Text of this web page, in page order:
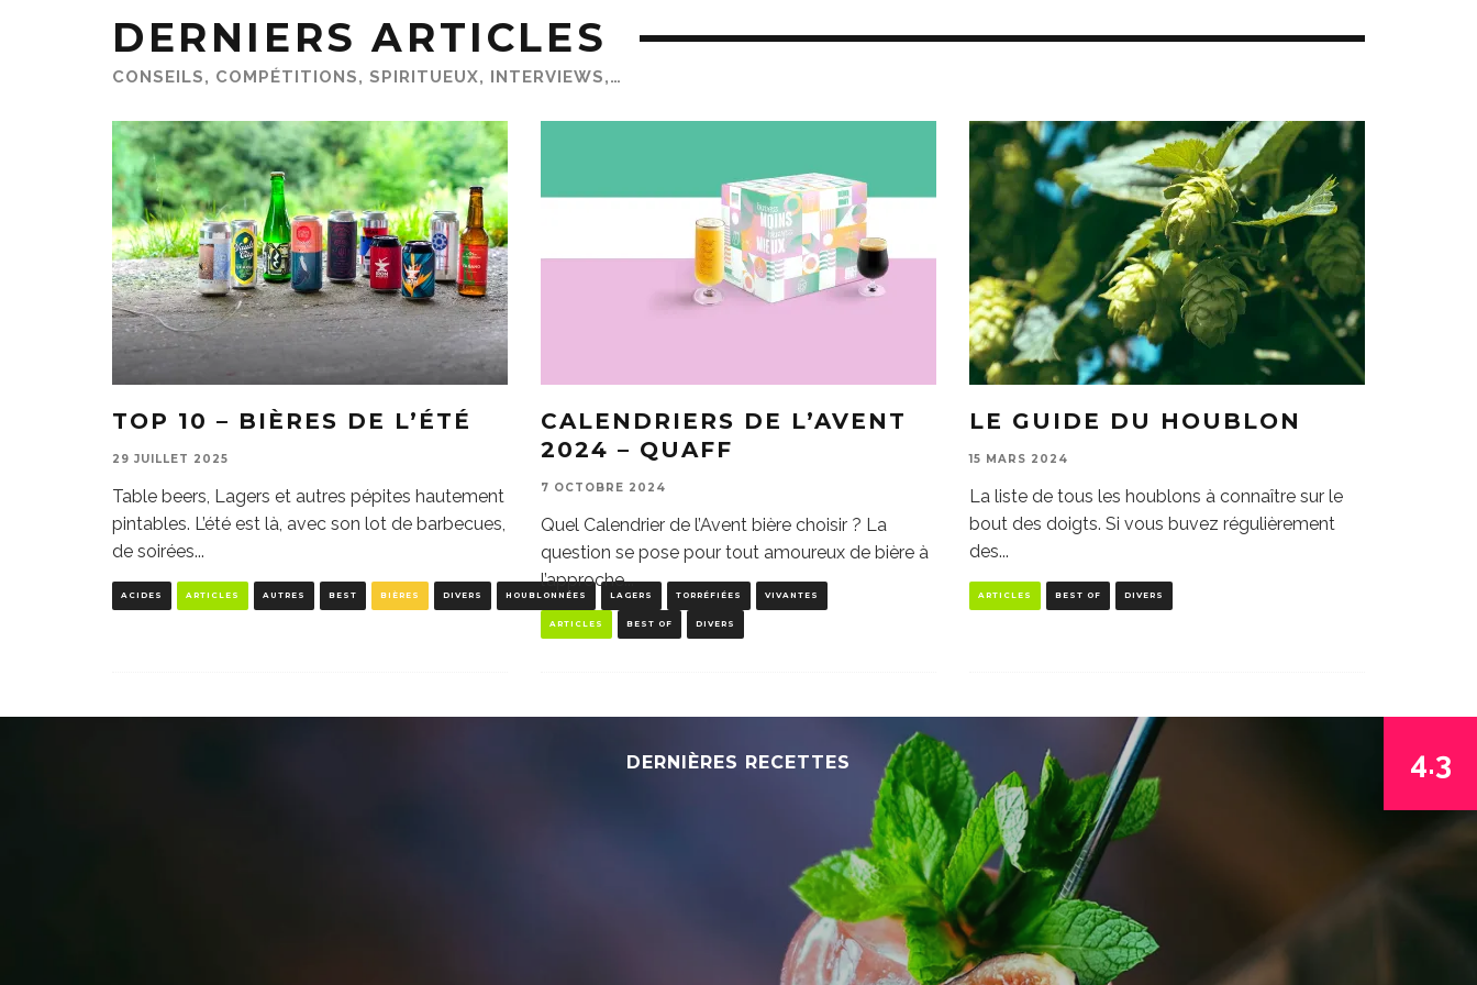
DERNIERS ARTICLES
CONSEILS, COMPÉTITIONS, SPIRITUEUX, INTERVIEWS,…
TOP 10 – BIÈRES DE L’ÉTÉ
29 JUILLET 2025
Table beers, Lagers et autres pépites hautement
pintables. L’été est là, avec son lot de barbecues,
de soirées...
ACIDES ARTICLES AUTRES BEST BIÈRES DIVERS HOUBLONNÉES LAGERS TORRÉFIÉES VIVANTES
CALENDRIERS DE L’AVENT
2024 – QUAFF
7 OCTOBRE 2024
Quel Calendrier de l’Avent bière choisir ? La
question se pose pour tout amoureux de bière à
l’approche...
ARTICLES BEST OF DIVERS
LE GUIDE DU HOUBLON
15 MARS 2024
La liste de tous les houblons à connaître sur le
bout des doigts. Si vous buvez régulièrement
des...
ARTICLES BEST OF DIVERS
DERNIÈRES RECETTES 4.3